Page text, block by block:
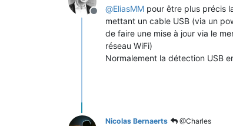
Offline
@EliasMM pour être plus précis
mettant un cable USB (via un
de faire une mise à jour via le
réseau WiFi)
Normalement la détection USB
Nicolas Bernaerts @Charles